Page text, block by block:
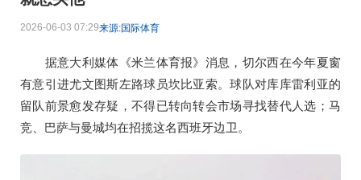
2026-06-03 07:29来源:国际体育
据意大利媒体《米兰体育报》消息，切尔西在今年夏窗
有意引进尤文图斯左路球员坎比亚索。球队对库库雷利亚的
留队前景愈发存疑，不得已转向转会市场寻找替代人选；马
竞、巴萨与曼城均在招揽这名西班牙边卫。